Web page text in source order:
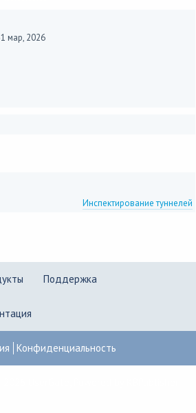
мар, 2026
Инспектирование туннелей
Поддержка
Конфиденциальность